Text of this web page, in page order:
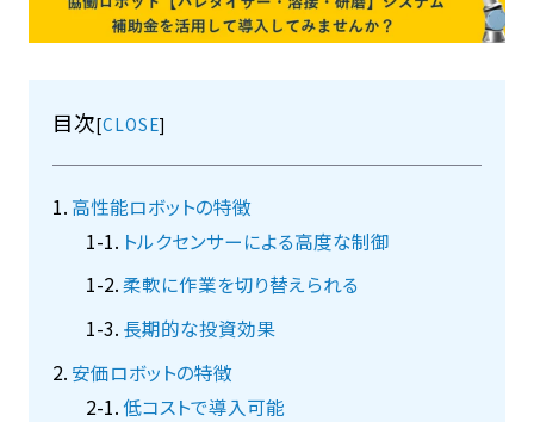
目次[ ]
高性能ロボットの特徴
トルクセンサーによる高度な制御
柔軟に作業を切り替えられる
長期的な投資効果
安価ロボットの特徴
低コストで導入可能